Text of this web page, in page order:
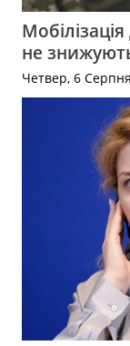
не
Четвер, 6